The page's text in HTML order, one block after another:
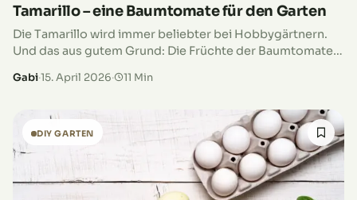
Tamarillo – eine Baumtomate für den Garten
Die Tamarillo wird immer beliebter bei Hobbygärtnern.
Und das aus gutem Grund: Die Früchte der Baumtomate
Bereicherung für deine Küche.…
Gabi·15. April 2026· 11 Min
DIY GARTEN